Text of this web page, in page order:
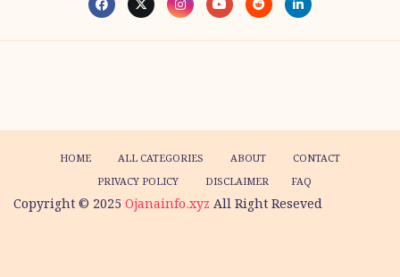
HOME ALL CATEGORIES ABOUT
CONTACT
PRIVACY POLICY
DISCLAIMER FAQ
Copyright © 2025 Ojanainfo.xyz All Right Reseved